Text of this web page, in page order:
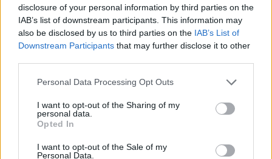
disclosure of your personal information by third parties on the
IAB’s list of downstream participants. This information may
also be disclosed by us to third parties on the IAB’s List of
Downstream Participants that may further disclose it to other
Personal Data Processing Opt Outs
I want to opt-out of the Sharing of my
personal data.
Opted In
I want to opt-out of the Sale of my
Personal Data.
Σχετικά Άρθρα